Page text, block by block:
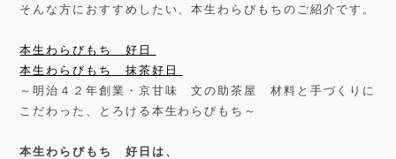
そんな方におすすめしたい、本生わらびもちのご紹介です。
本生わらびもち 好日
本生わらびもち 抹茶好日
～明治４２年創業・京甘味 文の助茶屋 材料と手づくりに
こだわった、とろける本生わらびもち～
本生わらびもち 好日は、